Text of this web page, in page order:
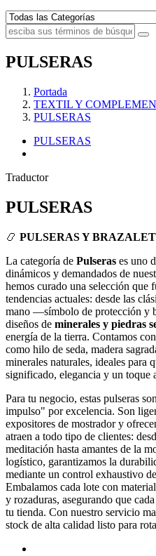
PULSERAS
Portada
TEXTIL Y
PULSERAS
PULSERAS
Traductor
PULSERAS
📿 PULSERAS Y
La categoría de Pulseras es uno
dinámicos y demandados de
hemos curado una selección que
tendencias actuales: desde las
mano —símbolo de protección y
diseños de minerales y piedras
energía de la tierra. Contamos
como hilo de seda, madera
minerales naturales, ideales para
significado, elegancia y un toque
Para tu negocio, estas pulseras
impulso" por excelencia. Son
expositores de mostrador y
atraen a todo tipo de clientes:
meditación hasta amantes de la
logístico, garantizamos la
mediante un control exhaustivo
Embalamos cada lote con
y rozaduras, asegurando que
tu tienda. Con nuestro servicio
stock de alta calidad listo para